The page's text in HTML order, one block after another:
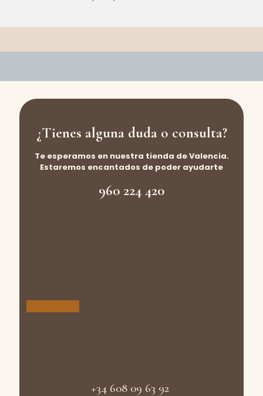
¿Tienes alguna duda o consulta?
Te esperamos en nuestra tienda de Valencia.
Estaremos encantados de poder ayudarte
960 224 420
+34 608 09 63 92